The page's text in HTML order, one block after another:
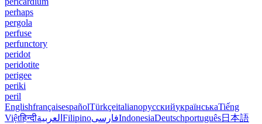
perhaps
pergola
perfuse
perfunctory
peridot
peridotite
perigee
periki
peril
EnglishfrançaisespañolTürkçeitalianoрусскийукраїнськаTiếng
Việtहिन्दीالعربية FilipinoفارسیIndonesiaDeutschportuguês日本語